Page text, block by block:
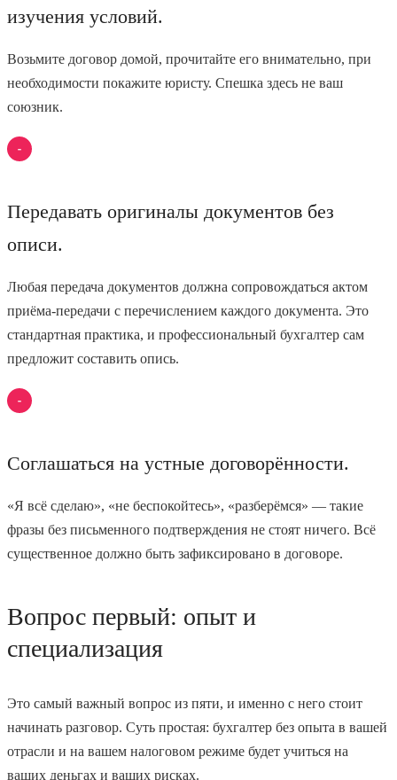
изучения условий.
Возьмите договор домой, прочитайте его внимательно, при
необходимости покажите юристу. Спешка здесь не ваш
союзник.
Передавать оригиналы документов без
описи.
Любая передача документов должна сопровождаться актом
приёма-передачи с перечислением каждого документа. Это
стандартная практика, и профессиональный бухгалтер сам
предложит составить опись.
Соглашаться на устные договорённости.
«Я всё сделаю», «не беспокойтесь», «разберёмся» — такие
фразы без письменного подтверждения не стоят ничего. Всё
существенное должно быть зафиксировано в договоре.
Вопрос первый: опыт и
специализация
Это самый важный вопрос из пяти, и именно с него стоит
начинать разговор. Суть простая: бухгалтер без опыта в вашей
отрасли и на вашем налоговом режиме будет учиться на
ваших деньгах и ваших рисках.